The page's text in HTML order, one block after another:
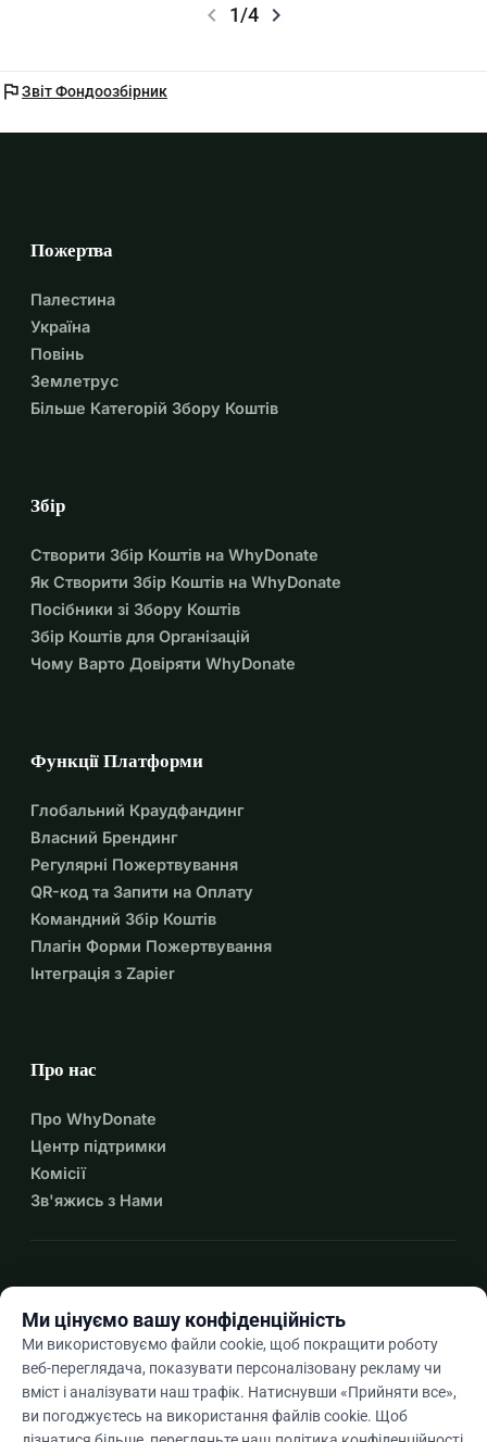
chevron_left 1/4 chevron_right
flagЗвіт Фондоозбірник
Пожертва
Палестина
Україна
Повінь
Землетрус
Більше Категорій Збору Коштів
Збір
Створити Збір Коштів на WhyDonate
Як Створити Збір Коштів на WhyDonate
Посібники зі Збору Коштів
Збір Коштів для Організацій
Чому Варто Довіряти WhyDonate
Функції Платформи
Глобальний Краудфандинг
Власний Брендинг
Регулярні Пожертвування
QR-код та Запити на Оплату
Командний Збір Коштів
Плагін Форми Пожертвування
Інтеграція з Zapier
Про нас
Про WhyDonate
Центр підтримки
Комісії
Зв'яжись з Нами
Ukarrow_drop_down
Ми цінуємо вашу конфіденційність
Ми використовуємо файли cookie, щоб покращити роботу
веб-переглядача, показувати персоналізовану рекламу чи
вміст і аналізувати наш трафік. Натиснувши «Прийняти все»,
ви погоджуєтесь на використання файлів cookie. Щоб